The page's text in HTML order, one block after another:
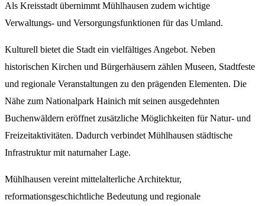
Als Kreisstadt übernimmt Mühlhausen zudem wichtige
Verwaltungs- und Versorgungsfunktionen für das Umland.
Kulturell bietet die Stadt ein vielfältiges Angebot. Neben
historischen Kirchen und Bürgerhäusern zählen Museen, Stadtfeste
und regionale Veranstaltungen zu den prägenden Elementen. Die
Nähe zum Nationalpark Hainich mit seinen ausgedehnten
Buchenwäldern eröffnet zusätzliche Möglichkeiten für Natur- und
Freizeitaktivitäten. Dadurch verbindet Mühlhausen städtische
Infrastruktur mit naturnaher Lage.
Mühlhausen vereint mittelalterliche Architektur,
reformationsgeschichtliche Bedeutung und regionale